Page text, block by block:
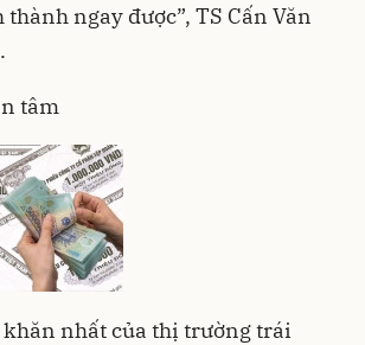
ngay được”, TS Cấn Văn
tâm
nhất của thị trường trái